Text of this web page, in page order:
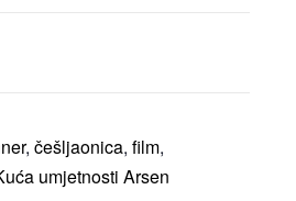
, češljaonica, film,
umjetnosti Arsen